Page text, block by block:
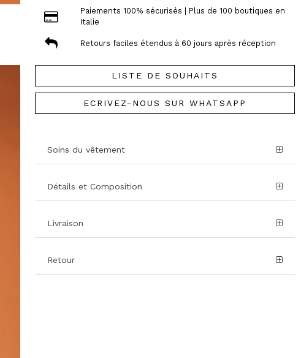
Paiements 100% sécurisés | Plus de 100 boutiques en
Italie
Retours faciles étendus à 60 jours après réception
LISTE DE SOUHAITS
ECRIVEZ-NOUS SUR WHATSAPP
Soins du vêtement
Détails et Composition
Livraison
Retour